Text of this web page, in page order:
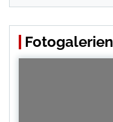
Fotogalerien